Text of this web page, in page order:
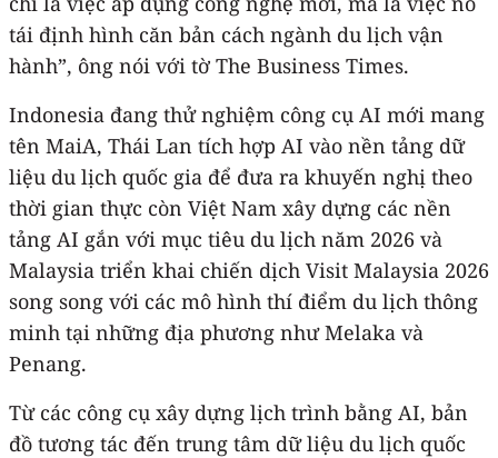
tái định hình căn bản cách ngành du lịch vận
hành”, ông nói với tờ The Business Times.
Indonesia đang thử nghiệm công cụ AI mới mang
tên MaiA, Thái Lan tích hợp AI vào nền tảng dữ
liệu du lịch quốc gia để đưa ra khuyến nghị theo
thời gian thực còn Việt Nam xây dựng các nền
tảng AI gắn với mục tiêu du lịch năm 2026 và
Malaysia triển khai chiến dịch Visit Malaysia 2026
song song với các mô hình thí điểm du lịch thông
minh tại những địa phương như Melaka và
Penang.
Từ các công cụ xây dựng lịch trình bằng AI, bản
đồ tương tác đến trung tâm dữ liệu du lịch quốc